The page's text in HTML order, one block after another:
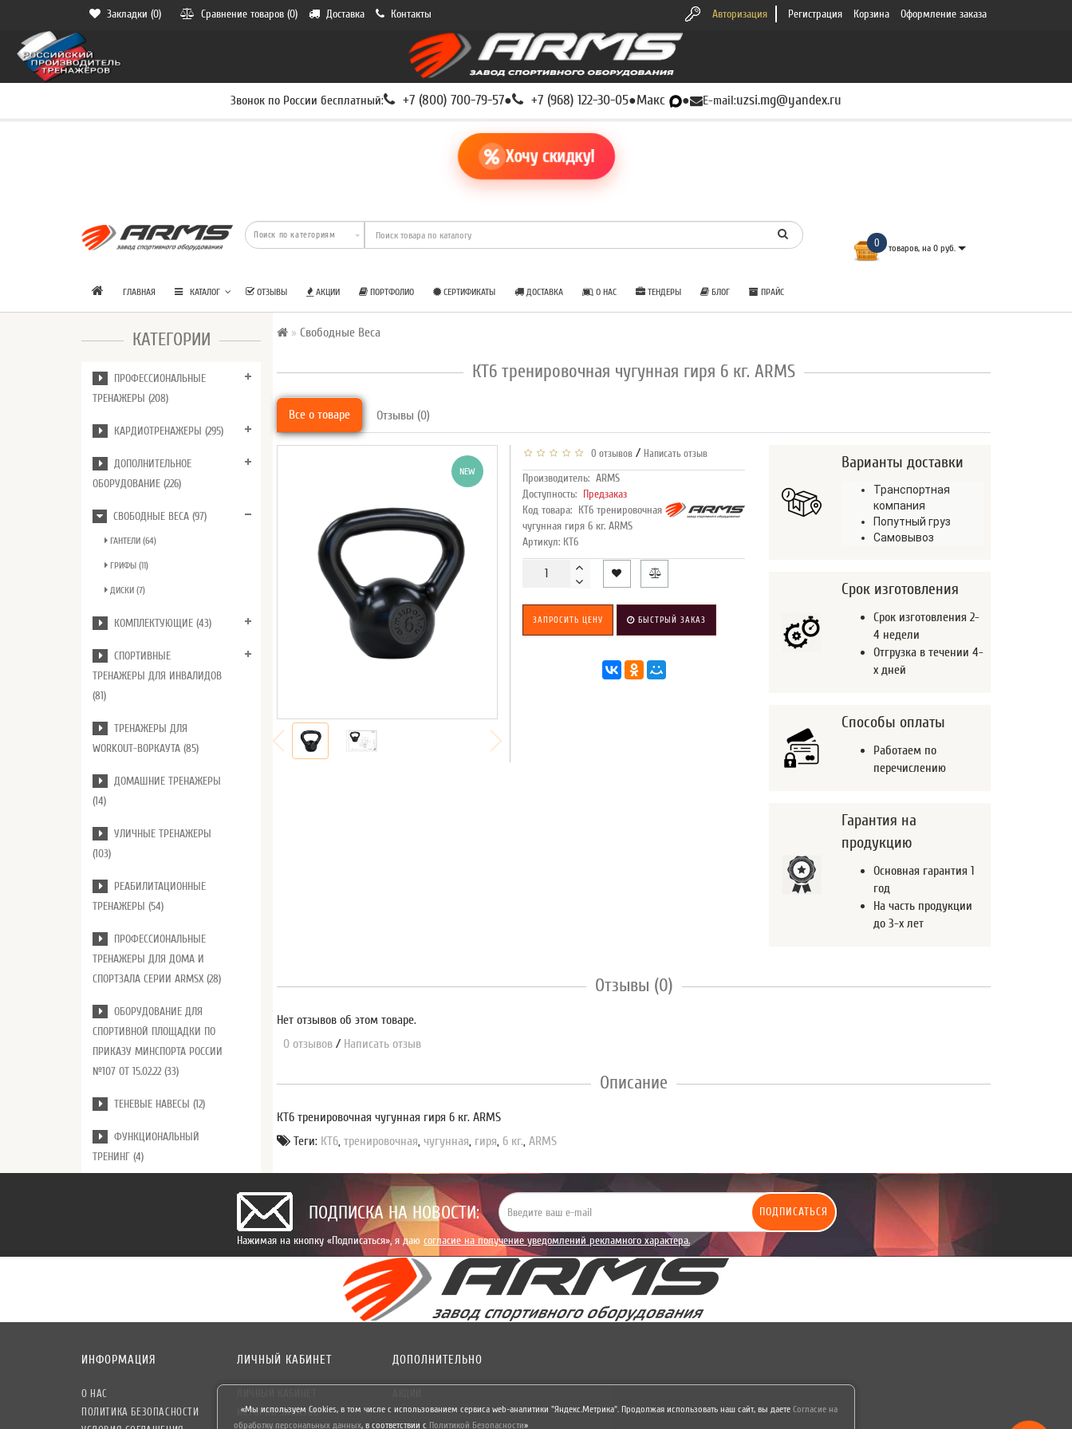
Закладки (0) Сравнение товаров (0) Доставка Контакты Авторизация Регистрация Корзина Оформление заказа
Звонок по России бесплатный: +7 (800) 700-79-57● +7 (968) 122-30-05●Макс ● E-mail:uzsi.mg@yandex.ru
Хочу скидку!
0 товаров, на 0 руб.
ГЛАВНАЯ КАТАЛОГ ОТЗЫВЫ АКЦИИ ПОРТФОЛИО СЕРТИФИКАТЫ ДОСТАВКА О НАС ТЕНДЕРЫ БЛОГ ПРАЙС
КАТЕГОРИИ
ПРОФЕССИОНАЛЬНЫЕ
ТРЕНАЖЕРЫ (208)
КАРДИОТРЕНАЖЕРЫ (295)
ДОПОЛНИТЕЛЬНОЕ
ОБОРУДОВАНИЕ (226)
СВОБОДНЫЕ ВЕСА (97)
ГАНТЕЛИ (64)
ГРИФЫ (11)
ДИСКИ (7)
КОМПЛЕКТУЮЩИЕ (43)
СПОРТИВНЫЕ
ТРЕНАЖЕРЫ ДЛЯ ИНВАЛИДОВ
(81)
ТРЕНАЖЕРЫ ДЛЯ
WORKOUT-ВОРКАУТА (85)
ДОМАШНИЕ ТРЕНАЖЕРЫ
(14)
УЛИЧНЫЕ ТРЕНАЖЕРЫ
(103)
РЕАБИЛИТАЦИОННЫЕ
ТРЕНАЖЕРЫ (54)
ПРОФЕССИОНАЛЬНЫЕ
ТРЕНАЖЕРЫ ДЛЯ ДОМА И
СПОРТЗАЛА СЕРИИ ARMSX (28)
ОБОРУДОВАНИЕ ДЛЯ
СПОРТИВНОЙ ПЛОЩАДКИ ПО
ПРИКАЗУ МИНСПОРТА РОССИИ
№107 ОТ 15.02.22 (33)
ТЕНЕВЫЕ НАВЕСЫ (12)
ФУНКЦИОНАЛЬНЫЙ
ТРЕНИНГ (4)
Свободные Веса
КТ6 тренировочная чугунная гиря 6 кг. ARMS
Все о товаре Отзывы (0)
NEW
0 отзывов / Написать отзыв
Производитель: ARMS
Доступность: Предзаказ
Код товара: КТ6 тренировочная
чугунная гиря 6 кг. ARMS
Артикул: КТ6
ЗАПРОСИТЬ ЦЕНУ БЫСТРЫЙ ЗАКАЗ
Варианты доставки
Транспортная
компания
Попутный груз
Самовывоз
Срок изготовления
Срок изготовления 2-
4 недели
Отгрузка в течении 4-
х дней
Способы оплаты
Работаем по
перечислению
Гарантия на
продукцию
Основная гарантия 1
год
На часть продукции
до 3-х лет
Отзывы (0)
Нет отзывов об этом товаре.
0 отзывов / Написать отзыв
Описание
КТ6 тренировочная чугунная гиря 6 кг. ARMS
Теги: КТ6,тренировочная,чугунная, гиря, 6 кг.,ARMS
ПОДПИСКА НА НОВОСТИ: ПОДПИСАТЬСЯ
Нажимая на кнопку «Подписаться», я даю согласие на получение уведомлений рекламного характера.
ИНФОРМАЦИЯ
О НАС
ПОЛИТИКА БЕЗОПАСНОСТИ
ЛИЧНЫЙ КАБИНЕТ
ИСТОРИЯ ЗАКАЗОВ
ДОПОЛНИТЕЛЬНО
«Мы используем Cookies, в том числе с использованием сервиса web-аналитики "Яндекс.Метрика". Продолжая использовать наш сайт, вы даете Согласие на
обработку персональных данных, в соответствии с Политикой Безопасности»